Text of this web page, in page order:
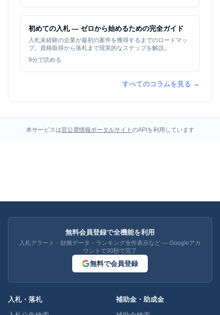
初めての入札 — ゼロから始めるための完全ガイド
入札未経験の企業が最初の案件を獲得するまでのロードマッ
プ。資格取得から落札まで現実的なステップを解説。
9分で読める
すべてのコラムを見る →
本サービスは官公需情報ポータルサイト のAPIを利用しています
無料会員登録で全機能を利用
入札アラート・財務データ・ランキング全件表示など — Googleアカ
ウントで30秒で完了
無料で会員登録
入札・落札
補助金・助成金